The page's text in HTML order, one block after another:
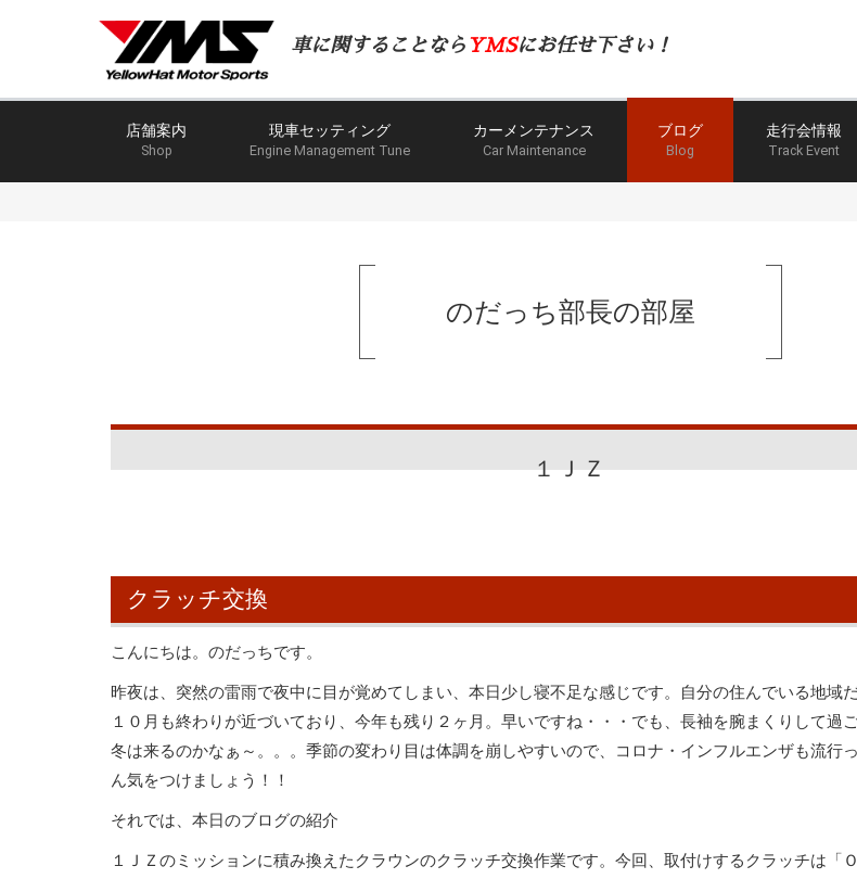
車に関することなら YMSにお任せ下さい！
店舗案内
Shop
現車セッティング
Engine Management Tune
カーメンテナンス
Car Maintenance
ブログ
Blog
走行会情報
Track Event
のだっち部長の部屋
１ＪＺ
クラッチ交換
こんにちは。のだっちです。
昨夜は、突然の雷雨で夜中に目が覚めてしまい、本日少し寝不足な感じです。自分の住んでいる地域
１０月も終わりが近づいており、今年も残り２ヶ月。早いですね・・・でも、長袖を腕まくりして過
冬は来るのかなぁ～。。。季節の変わり目は体調を崩しやすいので、コロナ・インフルエンザも流行
ん気をつけましょう！！
それでは、本日のブログの紹介
１ＪＺのミッションに積み換えたクラウンのクラッチ交換作業です。今回、取付けするクラッチは「